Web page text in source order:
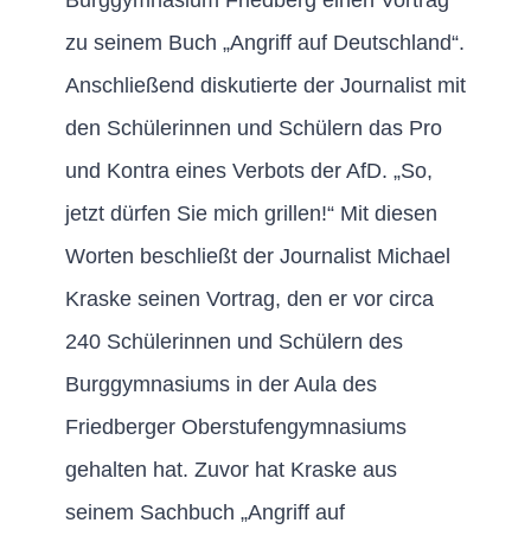
zu seinem Buch „Angriff auf Deutschland“.
Anschließend diskutierte der Journalist mit
den Schülerinnen und Schülern das Pro
und Kontra eines Verbots der AfD. „So,
jetzt dürfen Sie mich grillen!“ Mit diesen
Worten beschließt der Journalist Michael
Kraske seinen Vortrag, den er vor circa
240 Schülerinnen und Schülern des
Burggymnasiums in der Aula des
Friedberger Oberstufengymnasiums
gehalten hat. Zuvor hat Kraske aus
seinem Sachbuch „Angriff auf